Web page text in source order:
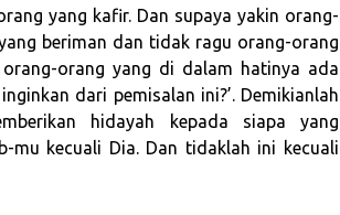
yang kafir. Dan supaya yakin orang-
beriman dan tidak ragu orang-orang
orang yang di dalam hatinya ada
dari pemisalan ini?’. Demikianlah
hidayah kepada siapa yang
mu kecuali Dia. Dan tidaklah ini kecuali